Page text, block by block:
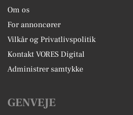
Om os
For annoncører
Vilkår og Privatlivspolitik
Kontakt VORES Digital
Administrer samtykke
GENVEJE